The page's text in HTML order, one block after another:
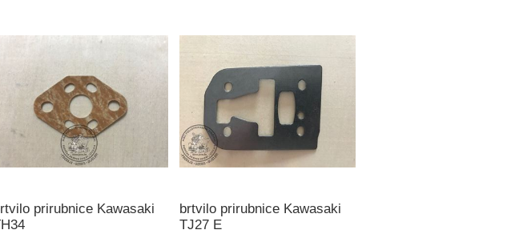
prirubnice Kawasaki
brtvilo prirubnice Kawasaki
TJ27 E